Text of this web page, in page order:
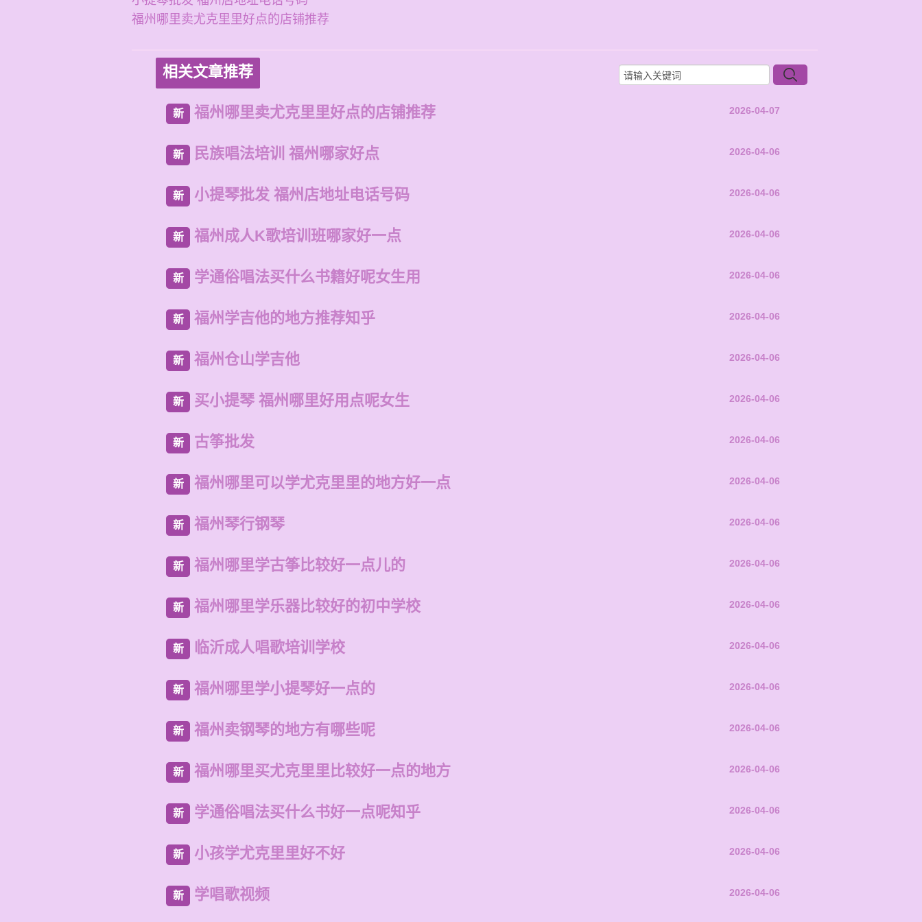
福州哪里卖尤克里里好点的店铺推荐
相关文章推荐
新 福州哪里卖尤克里里好点的店铺推荐 2026-04-07
新 民族唱法培训 福州哪家好点 2026-04-06
新 小提琴批发 福州店地址电话号码 2026-04-06
新 福州成人K歌培训班哪家好一点 2026-04-06
新 学通俗唱法买什么书籍好呢女生用 2026-04-06
新 福州学吉他的地方推荐知乎 2026-04-06
新 福州仓山学吉他 2026-04-06
新 买小提琴 福州哪里好用点呢女生 2026-04-06
新 古筝批发 2026-04-06
新 福州哪里可以学尤克里里的地方好一点 2026-04-06
新 福州琴行钢琴 2026-04-06
新 福州哪里学古筝比较好一点儿的 2026-04-06
新 福州哪里学乐器比较好的初中学校 2026-04-06
新 临沂成人唱歌培训学校 2026-04-06
新 福州哪里学小提琴好一点的 2026-04-06
新 福州卖钢琴的地方有哪些呢 2026-04-06
新 福州哪里买尤克里里比较好一点的地方 2026-04-06
新 学通俗唱法买什么书好一点呢知乎 2026-04-06
新 小孩学尤克里里好不好 2026-04-06
新 学唱歌视频 2026-04-06